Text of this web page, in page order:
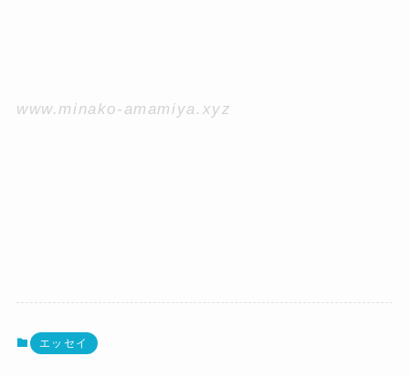
www.minako-amamiya.xyz
エッセイ